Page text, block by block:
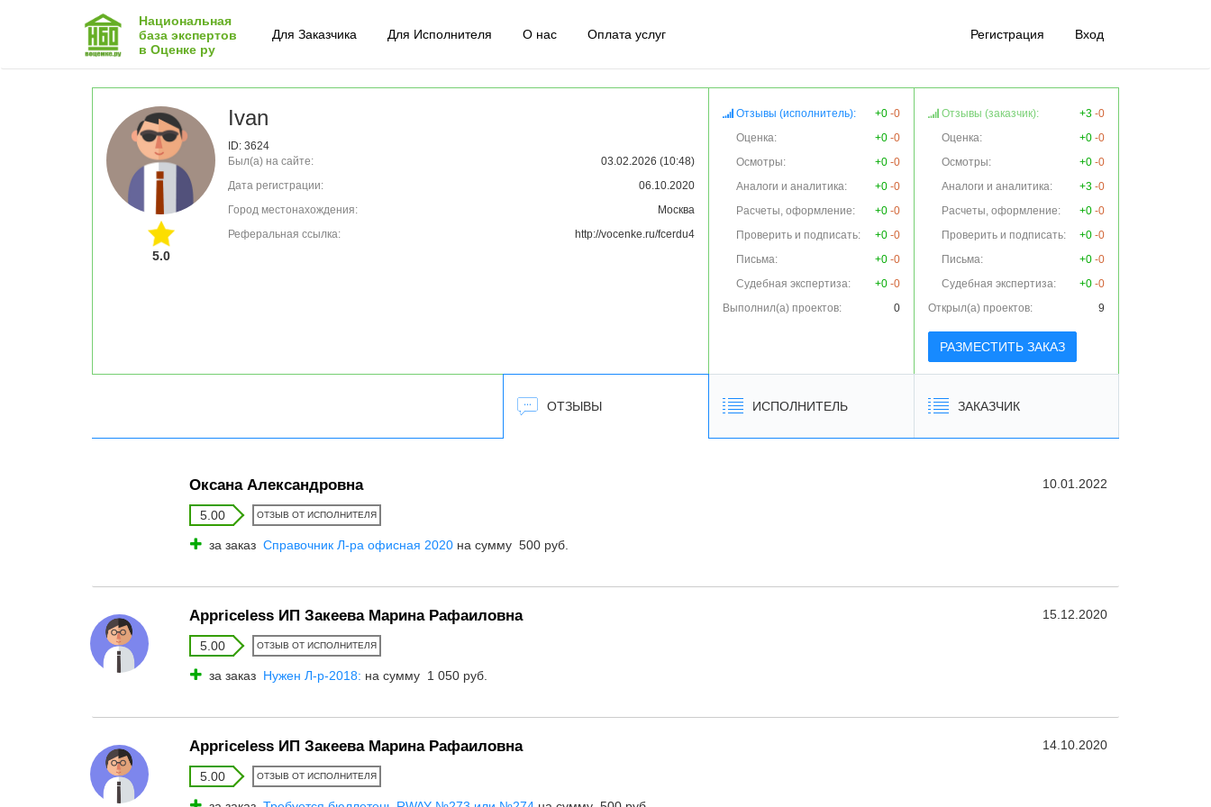
Национальная
база экспертов
в Оценке ру
Для Заказчика Для Исполнителя О нас Оплата услуг Регистрация Вход
5.0
Ivan
ID: 3624
Был(а) на сайте:
03.02.2026 (10:48)
Дата регистрации:
06.10.2020
Город местонахождения:
Москва
Реферальная ссылка:
http://vocenke.ru/fcerdu4
Отзывы (исполнитель): +0 -0
Оценка:
+0 -0
Осмотры:
+0 -0
Аналоги и аналитика:
+0 -0
Расчеты, оформление:
+0 -0
Проверить и подписать:
+0 -0
Письма:
+0 -0
Судебная экспертиза:
+0 -0
Выполнил(а) проектов:
0
Отзывы (заказчик): +3 -0
Оценка:
+0 -0
Осмотры:
+0 -0
Аналоги и аналитика:
+3 -0
Расчеты, оформление:
+0 -0
Проверить и подписать:
+0 -0
Письма:
+0 -0
Судебная экспертиза:
+0 -0
Открыл(а) проектов:
9
РАЗМЕСТИТЬ ЗАКАЗ
ОТЗЫВЫ ИСПОЛНИТЕЛЬ ЗАКАЗЧИК
Оксана Александровна 10.01.2022
5.00 ОТЗЫВ ОТ ИСПОЛНИТЕЛЯ
за заказ Справочник Л-ра офисная 2020 на сумму 500 руб.
Appriceless ИП Закеева Марина Рафаиловна 15.12.2020
5.00 ОТЗЫВ ОТ ИСПОЛНИТЕЛЯ
за заказ Нужен Л-р-2018: на сумму 1 050 руб.
Appriceless ИП Закеева Марина Рафаиловна 14.10.2020
5.00 ОТЗЫВ ОТ ИСПОЛНИТЕЛЯ